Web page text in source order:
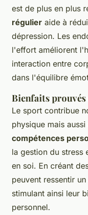
est de plus en plus
régulier aide à
dépression. Les
l'effort améliorent
interaction entre
dans l'équilibre
Bienfaits
Le sport contribue
physique mais aussi
compétences
la gestion du stress
en soi. En créant
peuvent ressentir un
stimulant ainsi leur
personnel.